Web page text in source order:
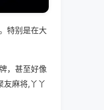
特别是在大
，甚至好像
友麻将,丫丫